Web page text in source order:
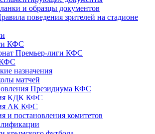
и образцы документов
поведения зрителей на стадионе
КФС
Премьер-лиги КФС
назначения
матчей
Президиума КФС
КДК КФС
АК КФС
и постановления комитетов